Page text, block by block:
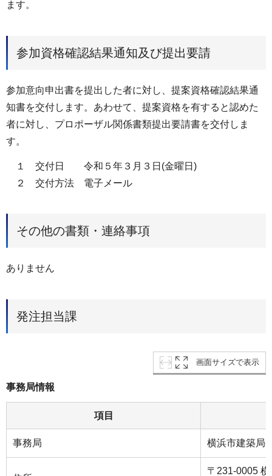
ます。
参加資格確認結果通知及び提出要請
参加意向申出書を提出した者に対し、提案資格確認結果通
知書を交付します。あわせて、提案資格を有すると認めた
者に対し、プロポーザル関係書類提出要請書を交付しま
す。
１ 交付日 令和５年３月３日(金曜日)
２ 交付方法 電子メール
その他の書類・連絡事項
ありません
発注担当課
画面サイズで表示
事務局情報
項目
事務局 横浜市建築局
〒231-0005